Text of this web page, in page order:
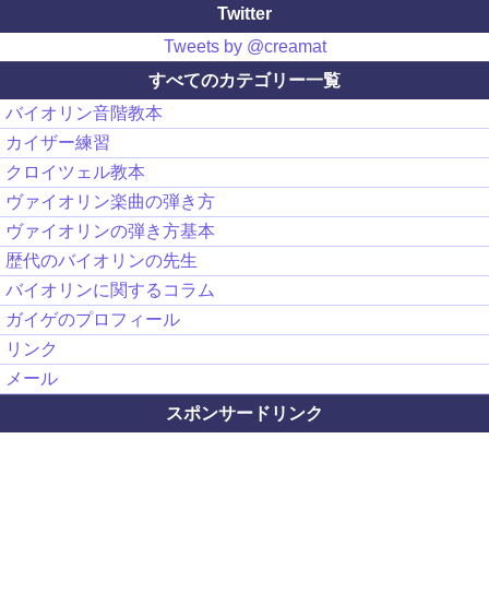
Twitter
Tweets by @creamat
すべてのカテゴリー一覧
バイオリン音階教本
カイザー練習
クロイツェル教本
ヴァイオリン楽曲の弾き方
ヴァイオリンの弾き方基本
歴代のバイオリンの先生
バイオリンに関するコラム
ガイゲのプロフィール
リンク
メール
スポンサードリンク